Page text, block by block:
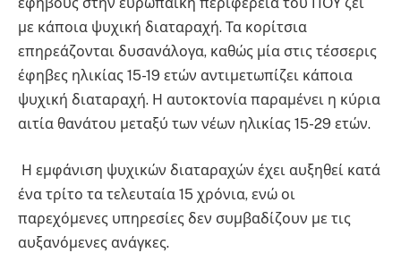
εφήβους στην ευρωπαϊκή περιφέρεια του ΠΟΥ ζει
με κάποια ψυχική διαταραχή. Τα κορίτσια
επηρεάζονται δυσανάλογα, καθώς μία στις τέσσερις
έφηβες ηλικίας 15-19 ετών αντιμετωπίζει κάποια
ψυχική διαταραχή. Η αυτοκτονία παραμένει η κύρια
αιτία θανάτου μεταξύ των νέων ηλικίας 15-29 ετών.
Η εμφάνιση ψυχικών διαταραχών έχει αυξηθεί κατά
ένα τρίτο τα τελευταία 15 χρόνια, ενώ οι
παρεχόμενες υπηρεσίες δεν συμβαδίζουν με τις
αυξανόμενες ανάγκες.